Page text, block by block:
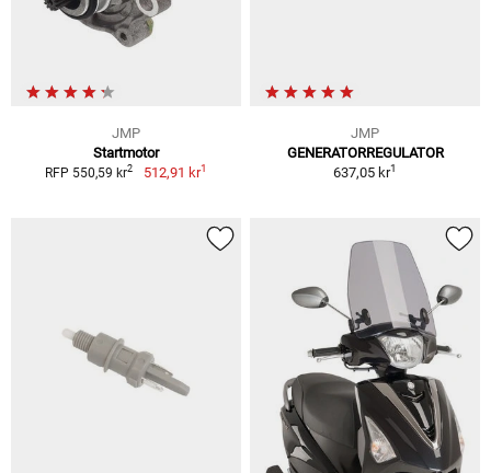
JMP
Startmotor
RFP 550,59 kr2 512,91 kr1
JMP
GENERATORREGULATOR
637,05 kr1